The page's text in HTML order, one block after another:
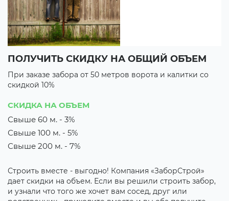
ПОЛУЧИТЬ СКИДКУ НА ОБЩИЙ ОБЪЕМ
При заказе забора от 50 метров ворота и калитки со
скидкой 10%
СКИДКА НА ОБЪЕМ
Свыше 60 м. - 3%
Свыше 100 м. - 5%
Свыше 200 м. - 7%
Строить вместе - выгодно! Компания «ЗаборСтрой»
дает скидки на объем. Если вы решили строить забор,
и узнали что того же хочет вам сосед, друг или